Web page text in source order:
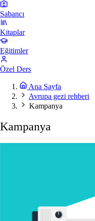
Sabancı
Kitaplar
Eğitimler
Özel Ders
Ana Sayfa
Avrupa gezi rehberi
Kampanya
Kampanya